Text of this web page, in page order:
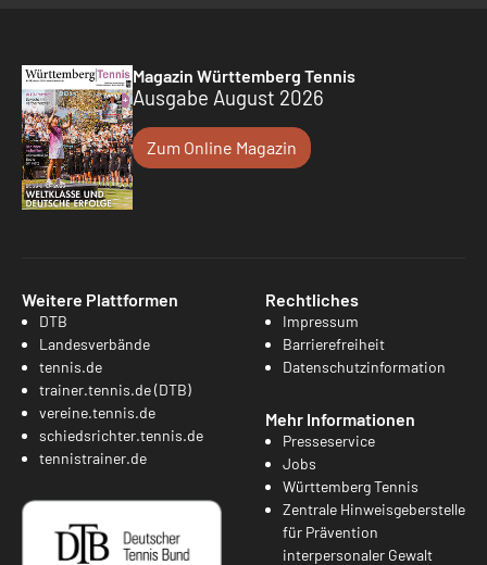
Magazin Württemberg Tennis
Ausgabe August 2026
Zum Online Magazin
Weitere Plattformen
DTB
Landesverbände
tennis.de
trainer.tennis.de (DTB)
vereine.tennis.de
schiedsrichter.tennis.de
tennistrainer.de
Rechtliches
Impressum
Barrierefreiheit
Datenschutzinformation
Mehr Informationen
Presseservice
Jobs
Württemberg Tennis
Zentrale Hinweisgeberstelle
für Prävention
interpersonaler Gewalt